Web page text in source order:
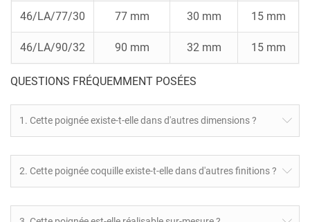
46/LA/77/30 77 mm 30 mm 15 mm
46/LA/90/32 90 mm 32 mm 15 mm
QUESTIONS FRÉQUEMMENT POSÉES
1. Cette poignée existe-t-elle dans d'autres dimensions ?
2. Cette poignée coquille existe-t-elle dans d'autres finitions ?